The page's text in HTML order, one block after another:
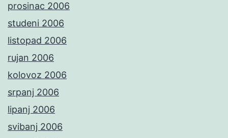
prosinac 2006
studeni 2006
listopad 2006
rujan 2006
kolovoz 2006
srpanj 2006
lipanj 2006
svibanj 2006